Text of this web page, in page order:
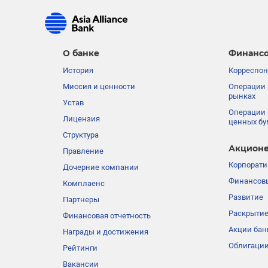
О банке
История
Миссия и ценности
Устав
Лицензия
Структура
Правление
Дочерние компании
Комплаенс
Партнеры
Финансовая отчетность
Награды и достижения
Рейтинги
Вакансии
Операции
рынках
Операции
ценных
Развитие
Акции